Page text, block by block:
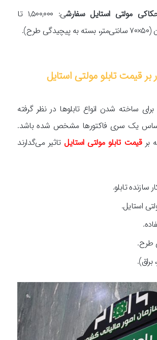
مولتی استایل سفارش
ی: ۱,۵۰۰,۰۰۰ تا
بر قیمت تابلو مولتی استایل
ساخته شدن انواع تابلوها در نظر گرفته
اساس یک سری فاکتورها مشخص شده باشد.
برقیمت تابلو مولتی استایل تاثیر می‌گدارند
تابلو.
استایل.
طرح.